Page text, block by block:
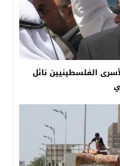
الفلسطينيين نائل